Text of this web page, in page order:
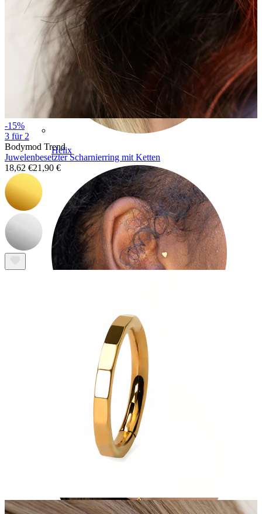
Helix
-15%
3 für 2
Bodymod Trend
Juwelenbesetzter Scharnierring mit Ketten
18,62 €21,90 €